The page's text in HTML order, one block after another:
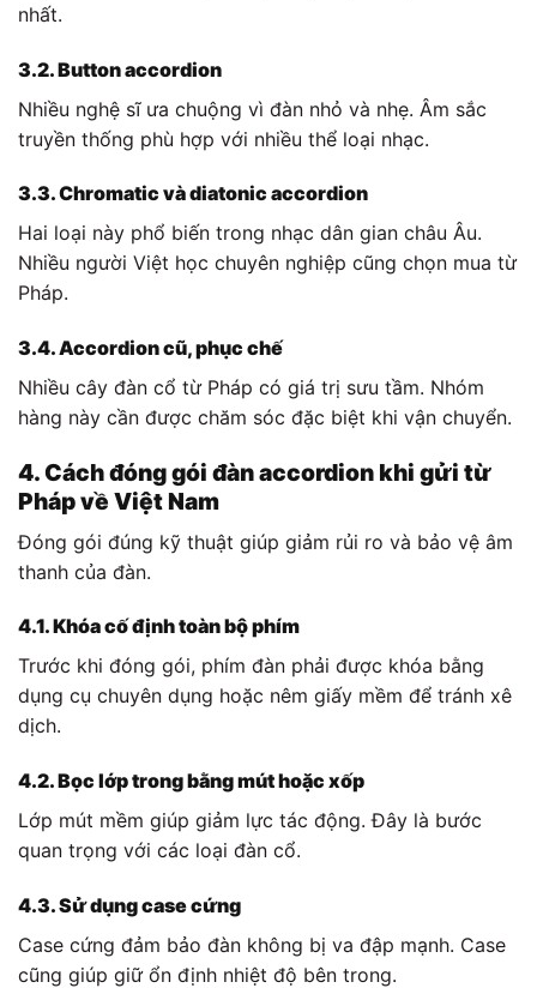
nhất.
3.2. Button accordion
Nhiều nghệ sĩ ưa chuộng vì đàn nhỏ và nhẹ. Âm sắc
truyền thống phù hợp với nhiều thể loại nhạc.
3.3. Chromatic và diatonic accordion
Hai loại này phổ biến trong nhạc dân gian châu Âu.
Nhiều người Việt học chuyên nghiệp cũng chọn mua từ
Pháp.
3.4. Accordion cũ, phục chế
Nhiều cây đàn cổ từ Pháp có giá trị sưu tầm. Nhóm
hàng này cần được chăm sóc đặc biệt khi vận chuyển.
4. Cách đóng gói đàn accordion khi gửi từ
Pháp về Việt Nam
Đóng gói đúng kỹ thuật giúp giảm rủi ro và bảo vệ âm
thanh của đàn.
4.1. Khóa cố định toàn bộ phím
Trước khi đóng gói, phím đàn phải được khóa bằng
dụng cụ chuyên dụng hoặc nêm giấy mềm để tránh xê
dịch.
4.2. Bọc lớp trong bằng mút hoặc xốp
Lớp mút mềm giúp giảm lực tác động. Đây là bước
quan trọng với các loại đàn cổ.
4.3. Sử dụng case cứng
Case cứng đảm bảo đàn không bị va đập mạnh. Case
cũng giúp giữ ổn định nhiệt độ bên trong.